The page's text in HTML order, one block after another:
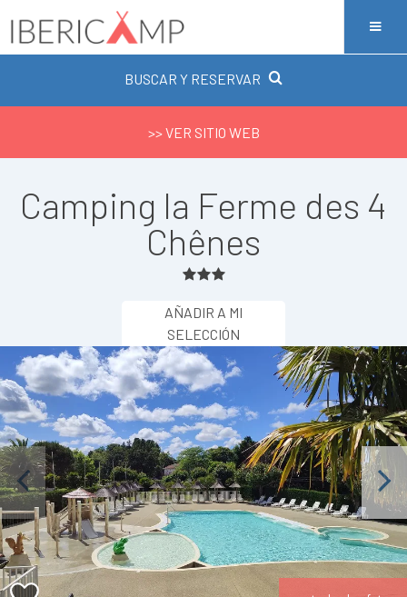
BUSCAR Y RESERVAR
>> VER SITIO WEB
Camping la Ferme des 4
Chênes
AÑADIR A MI
SELECCIÓN
Next